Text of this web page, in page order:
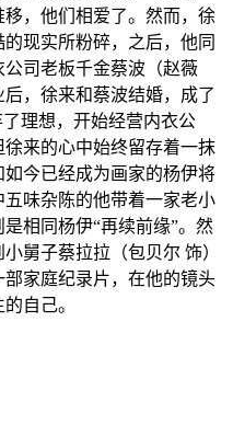
，他们相爱了。然而，徐
现实所粉碎，之后，他同
司老板千金蔡波（赵薇
徐来和蔡波结婚，成了
理想，开始经营内衣公
来的心中始终留存着一抹
今已经成为画家的杨伊将
味杂陈的他带着一家老小
相同杨伊“再续前缘”。然
舅子蔡拉拉（包贝尔 饰）
家庭纪录片，在他的镜头
自己。